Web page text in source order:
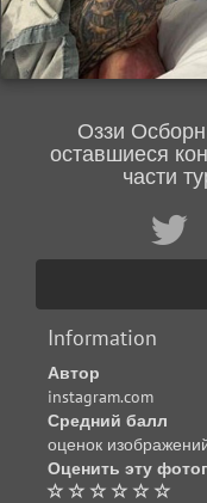
Оззи
оставшиеся
части
Information
Автор
instagram.com
Средний балл
оценок
Оценить эту